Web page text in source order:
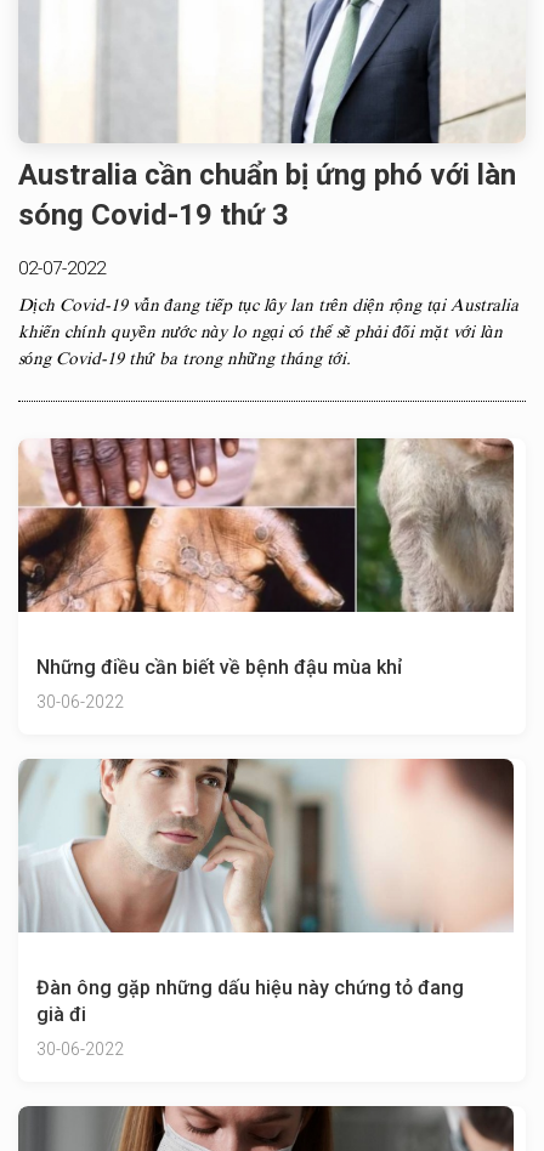
Australia cần chuẩn bị ứng phó với làn
sóng Covid-19 thứ 3
02-07-2022
Dịch Covid-19 vẫn đang tiếp tục lây lan trên diện rộng tại Australia
khiến chính quyền nước này lo ngại có thể sẽ phải đối mặt với làn
sóng Covid-19 thứ ba trong những tháng tới.
Những điều cần biết về bệnh đậu mùa khỉ
30-06-2022
Đàn ông gặp những dấu hiệu này chứng tỏ đang
già đi
30-06-2022